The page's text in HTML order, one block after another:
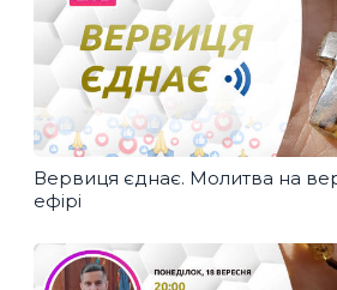
Вервиця єднає. Молитва на
ефірі